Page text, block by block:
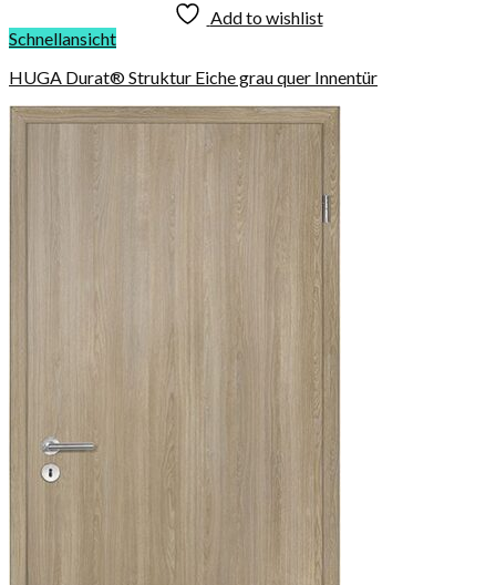
Add to wishlist
Schnellansicht
HUGA Durat® Struktur Eiche grau quer Innentür